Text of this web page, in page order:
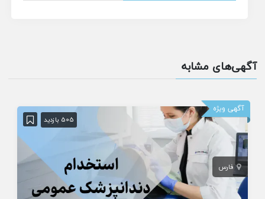
آگهی‌های مشابه
آگهی ویژه
505 بازدید
فارس